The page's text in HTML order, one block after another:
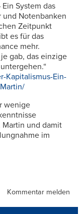
System das
und Notenbanken
Zeitpunkt
es für das
mehr.
gab, das einzige
Kapitalismus-Ein-
wenige
Martin und damit
im
Kommentar melden